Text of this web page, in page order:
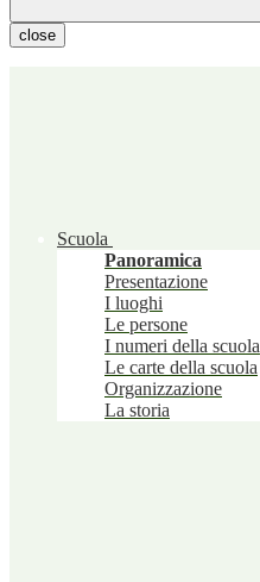
close
Scuola
Panoramica
Presentazione
I luoghi
Le persone
I numeri della scuola
Le carte della scuola
Organizzazione
La storia